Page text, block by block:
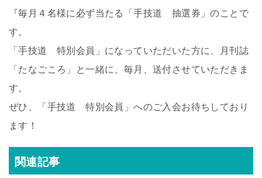
『毎月４名様に必ず当たる「手技道 抽選券」のことで
す。
「手技道 特別会員」になっていただいた方に、月刊誌
「たなごころ」と一緒に、毎月、送付させていただきま
す。
ぜひ、「手技道 特別会員」へのご入会お待ちしており
ます！
関連記事